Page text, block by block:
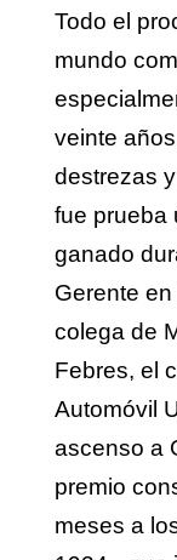
Todo el
mundo
veinte
destrezas
fue prueba
ganado
Gerente
colega de
Febres, el
Automóvil
ascenso a
premio
meses a